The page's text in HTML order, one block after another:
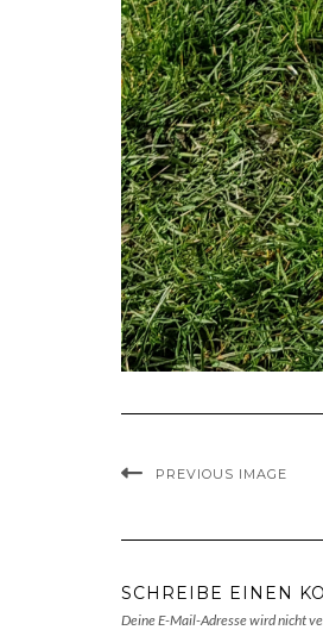
PREVIOUS IMAGE
SCHREIBE EINEN
Deine E-Mail-Adresse wird nicht